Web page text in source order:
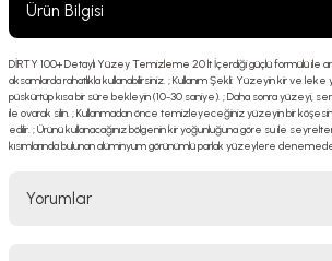
Ürün Bilgisi
DİRTY 100+ Detaylı Yüzey Temizleme 20 lt İçerdiği güçlü formülü ile
aksamlarda rahatlıkla kullanabilirsiniz. ; Kullanım Şekli: Yüzeyin kir ve
püskürtüp kısa bir süre bekleyin (10-30 saniye). ; Daha sonra yüzeyi,
ile ovarak silin. ; Kullanmadan önce temizleyeceğiniz yüzeyin bir
edilir. ; Ürünü kullanacağınız bölgenin kir yoğunluğuna göre su ile
kısımlarında bulunan alüminyum görünümlü parlak yüzeylere
Yorumlar